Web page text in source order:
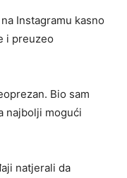
Instagramu kasno
i preuzeo
Bio sam
najbolji mogući
natjerali da